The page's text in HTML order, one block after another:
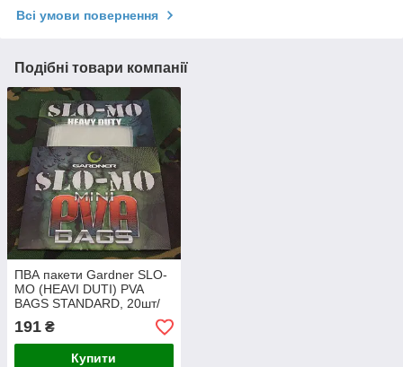
Всі умови повернення
Подібні товари компанії
ПВА пакети Gardner SLO-
MO (HEAVI DUTI) PVA
BAGS STANDARD, 20шт/
уп
191 ₴
Купити